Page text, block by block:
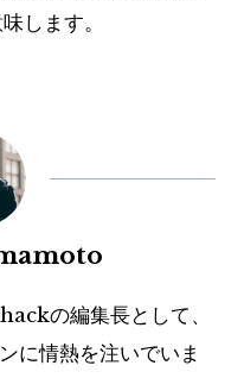
します。
の編集長として、
に情熱を注いでいま